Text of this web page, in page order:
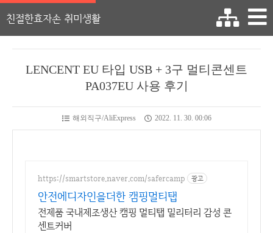
친절한효자손 취미생활
LENCENT EU 타입 USB + 3구 멀티콘센트
PA037EU 사용 후기
해외직구/AliExpress 2022. 11. 30. 00:06
https://smartstore.naver.com/safercamp 광고
안전에디자인을더한 캠핑멀티탭
전제품 국내제조생산 캠핑 멀티탭 밀리터리 감성 콘
센트커버